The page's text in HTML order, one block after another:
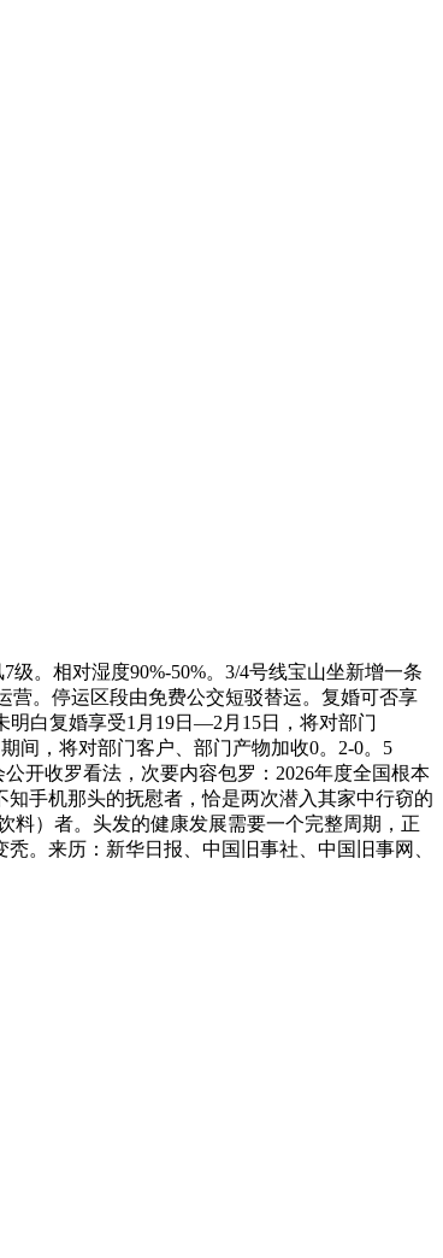
相对湿度90%-50%。3/4号线宝山坐新增一条
营。停运区段由免费公交短驳替运。复婚可否享
明白复婚享受1月19日—2月15日，将对部门
间，将对部门客户、部门产物加收0。2-0。5
开收罗看法，次要内容包罗：2026年度全国根本
手机那头的抚慰者，恰是两次潜入其家中行窃的
料）者。头发的健康发展需要一个完整周期，正
。来历：新华日报、中国旧事社、中国旧事网、